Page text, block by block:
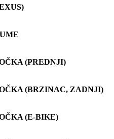
ČKA (PREDNJI)
ČKA (BRZINAC, ZADNJI)
ČKA (E-BIKE)